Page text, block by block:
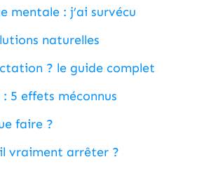
mentale : j’ai survécu
naturelles
? le guide complet
5 effets méconnus
faire ?
vraiment arrêter ?